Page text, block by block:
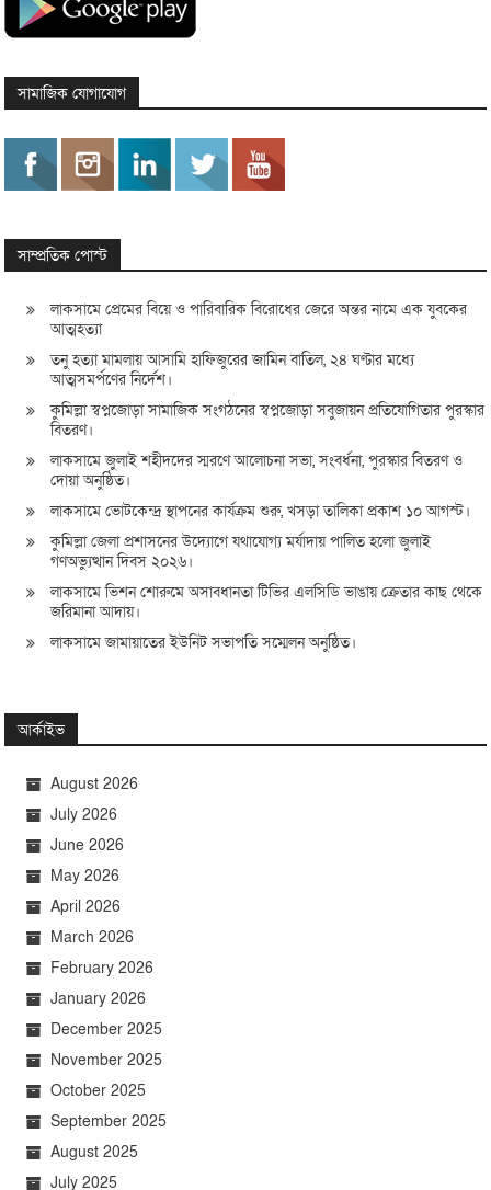
সামাজিক যোগাযোগ
সাম্প্রতিক পোস্ট
লাকসামে প্রেমের বিয়ে ও পারিবারিক বিরোধের জেরে অন্তর নামে এক যুবকের
আত্মহত্যা
তনু হত্যা মামলায় আসামি হাফিজুরের জামিন বাতিল, ২৪ ঘণ্টার মধ্যে
আত্মসমর্পণের নির্দেশ।
কুমিল্লা স্বপ্নজোড়া সামাজিক সংগঠনের স্বপ্নজোড়া সবুজায়ন প্রতিযোগিতার পুরস্কার
বিতরণ।
লাকসামে জুলাই শহীদদের স্মরণে আলোচনা সভা, সংবর্ধনা, পুরস্কার বিতরণ ও
দোয়া অনুষ্ঠিত।
লাকসামে ভোটকেন্দ্র স্থাপনের কার্যক্রম শুরু, খসড়া তালিকা প্রকাশ ১০ আগস্ট।
কুমিল্লা জেলা প্রশাসনের উদ্যোগে যথাযোগ্য মর্যাদায় পালিত হলো জুলাই
গণঅভ্যুত্থান দিবস ২০২৬।
লাকসামে ভিশন শোরুমে অসাবধানতা টিভির এলসিডি ভাঙায় ক্রেতার কাছ থেকে
জরিমানা আদায়।
লাকসামে জামায়াতের ইউনিট সভাপতি সম্মেলন অনুষ্ঠিত।
আর্কাইভ
August 2026
July 2026
June 2026
May 2026
April 2026
March 2026
February 2026
January 2026
December 2025
November 2025
October 2025
September 2025
August 2025
July 2025